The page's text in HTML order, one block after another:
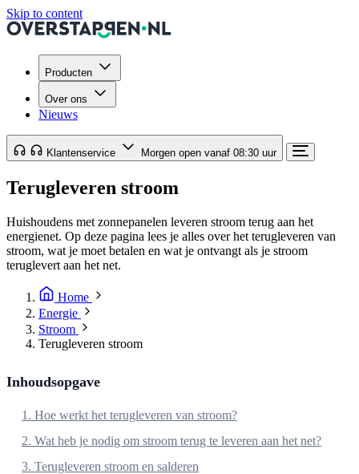
Skip to content
Producten
Over ons
Nieuws
Klantenservice Morgen open vanaf 08:30 uur
Terugleveren stroom
Huishoudens met zonnepanelen leveren stroom terug aan het
energienet. Op deze pagina lees je alles over het terugleveren van
stroom, wat je moet betalen en wat je ontvangt als je stroom
teruglevert aan het net.
Home
Energie
Stroom
Terugleveren stroom
Inhoudsopgave
1. Hoe werkt het terugleveren van stroom?
2. Wat heb je nodig om stroom terug te leveren aan het net?
3. Terugleveren stroom en salderen